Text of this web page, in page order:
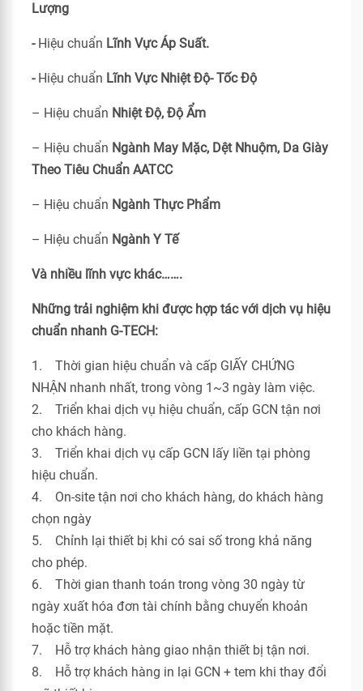
Lượng
- Hiệu chuẩn Lĩnh Vực Áp Suất.
-Hiệu chuẩn Lĩnh Vực Nhiệt Độ- Tốc Độ
– Hiệu chuẩn Nhiệt Độ, Độ Ẩm
– Hiệu chuẩn Ngành May Mặc, Dệt Nhuộm, Da Giày
Theo Tiêu Chuẩn AATCC
– Hiệu chuẩn Ngành Thực Phẩm
– Hiệu chuẩn Ngành Y Tế
Và nhiều lĩnh vực khác…….
Những trải nghiệm khi được hợp tác với dịch vụ hiệu
chuẩn nhanh G-TECH:
1. Thời gian hiệu chuẩn và cấp GIẤY CHỨNG
NHẬN nhanh nhất, trong vòng 1~3 ngày làm việc.
2. Triển khai dịch vụ hiệu chuẩn, cấp GCN tận nơi
cho khách hàng.
3. Triển khai dịch vụ cấp GCN lấy liền tại phòng
hiệu chuẩn.
4. On-site tận nơi cho khách hàng, do khách hàng
chọn ngày
5. Chỉnh lại thiết bị khi có sai số trong khả năng
cho phép.
6. Thời gian thanh toán trong vòng 30 ngày từ
ngày xuất hóa đơn tài chính bằng chuyển khoản
hoặc tiền mặt.
7. Hỗ trợ khách hàng giao nhận thiết bị tận nơi.
8. Hỗ trợ khách hàng in lại GCN + tem khi thay đổi